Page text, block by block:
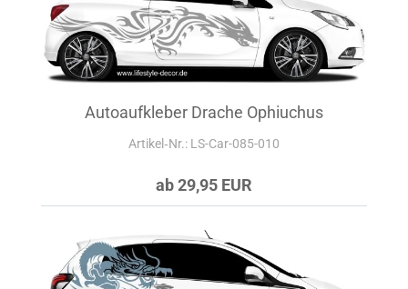
Autoaufkleber Drache Ophiuchus
Artikel‑Nr.: LS-Car-085-010
ab 29,95 EUR